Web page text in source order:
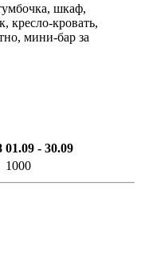
шкаф,
кресло-кровать,
мини-бар за
01.09 - 30.09
1000